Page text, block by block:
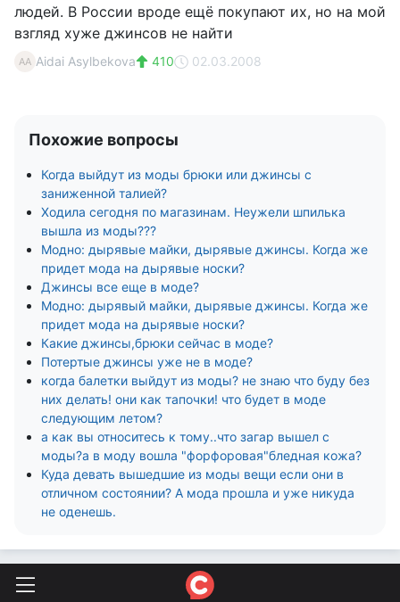
людей. В России вроде ещё покупают их, но на мой
взгляд хуже джинсов не найти
AA Aidai Asylbekova 410 02.03.2008
Похожие вопросы
Когда выйдут из моды брюки или джинсы с
заниженной талией?
Ходила сегодня по магазинам. Неужели шпилька
вышла из моды???
Модно: дырявые майки, дырявые джинсы. Когда же
придет мода на дырявые носки?
Джинсы все еще в моде?
Модно: дырявый майки, дырявые джинсы. Когда же
придет мода на дырявые носки?
Какие джинсы,брюки сейчас в моде?
Потертые джинсы уже не в моде?
когда балетки выйдут из моды? не знаю что буду без
них делать! они как тапочки! что будет в моде
следующим летом?
а как вы относитесь к тому..что загар вышел с
моды?а в моду вошла "форфоровая"бледная кожа?
Куда девать вышедшие из моды вещи если они в
отличном состоянии? А мода прошла и уже никуда
не оденешь.